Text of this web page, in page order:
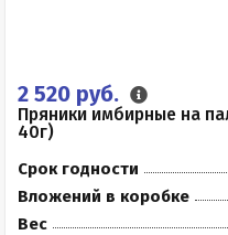
2 520 руб.
Пряники имбирные на
40г)
Срок годности
Вложений в коробке
Вес